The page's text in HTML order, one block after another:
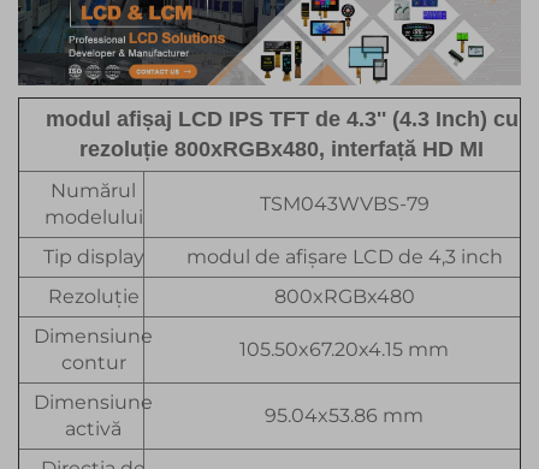
modul afișaj LCD IPS TFT de 4.3'' (4.3 Inch) cu
rezoluție 800xRGBx480, interfață HD MI
Numărul
modelului
TSM043WVBS-79
Tip display
modul de afișare LCD de 4,3 inch
Rezoluție
800xRGBx480
Dimensiune
contur
105.50x67.20x4.15 mm
Dimensiune
activă
95.04x53.86 mm